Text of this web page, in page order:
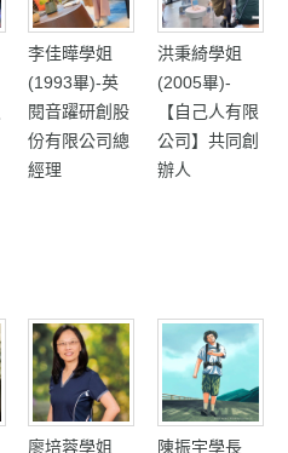
李佳曄學姐
(1993畢)-英
閱音躍研創股
份有限公司總
經理
洪秉綺學姐
(2005畢)-
【自己人有限
公司】共同創
辦人
廖培蓉學姐
陳振宇學長